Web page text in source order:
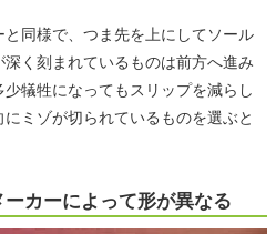
同様で、つま先を上にしてソール
く刻まれているものは前方へ進み
犠牲になってもスリップを減らし
ミゾが切られているものを選ぶと
ーカーによって形が異なる